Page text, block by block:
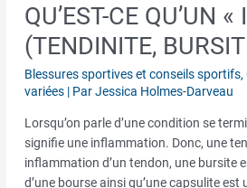
QU’EST-CE QU’UN «
(TENDINITE,
Blessures sportives et conseils sportifs,
variées | ParJessica Holmes-Darveau
Lorsqu’on parle d’une condition se
signifie une inflammation. Donc, une
inflammation d’un tendon, une bursite
d’une bourse ainsi qu’une capsulite
Qu’est-
ce
qu’un
«
ite
?
(tendinite,
bursite,